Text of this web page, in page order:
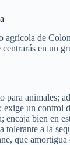
de
en un
para animales;
exige un control
encaja bien en
tolerante a la
que